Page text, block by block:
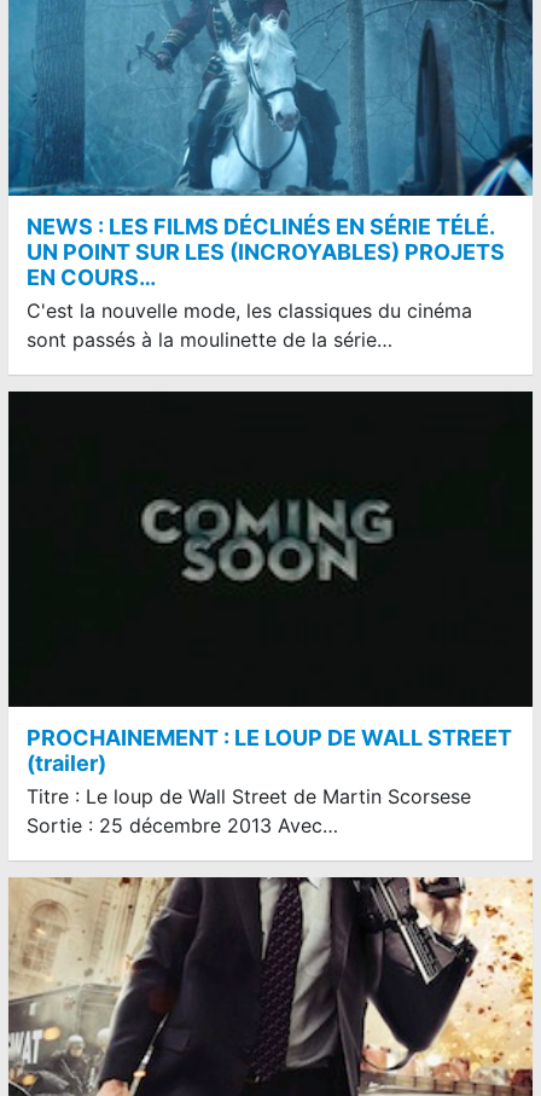
NEWS : LES FILMS DÉCLINÉS EN SÉRIE TÉLÉ.
UN POINT SUR LES (INCROYABLES) PROJETS
EN COURS…
C'est la nouvelle mode, les classiques du cinéma
sont passés à la moulinette de la série…
PROCHAINEMENT : LE LOUP DE WALL STREET
(trailer)
Titre : Le loup de Wall Street de Martin Scorsese
Sortie : 25 décembre 2013 Avec…